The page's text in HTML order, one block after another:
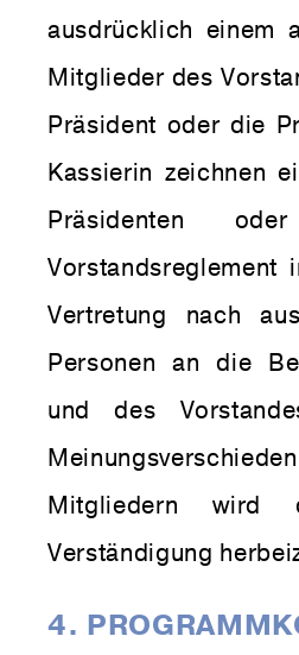
ausdrücklich einem
Mitglieder des
Präsident oder die
Kassierin zeichnen
Präsidenten
Vertretung nach
Personen an die
und des
Mitgliedern wird
Verständigung
4.